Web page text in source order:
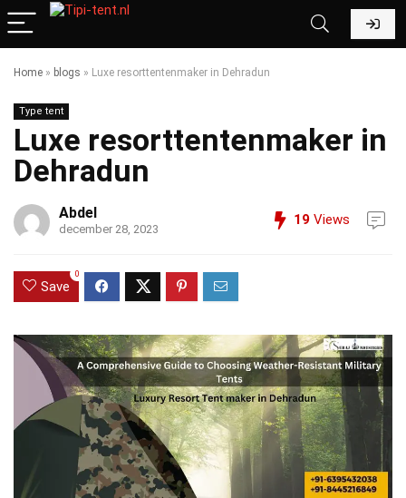
Home » blogs » Luxe resorttentenmaker in Dehradun
Type tent
Luxe resorttentenmaker in
Dehradun
Abdel
december 28, 2023
19 Views
Save
0